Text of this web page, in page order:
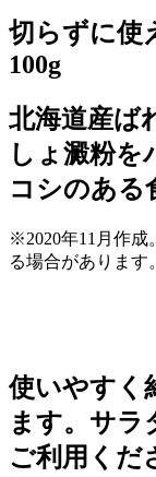
切らずに
100g
北海道産ば
しょ澱粉を
コシのある
※2020年11月作成
る場合があります。
使いやすく
ます。サラ
ご利用くだ